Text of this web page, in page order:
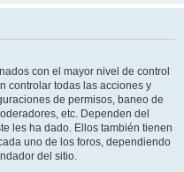
con el mayor nivel de control
controlar todas las acciones y
de permisos, baneo de
etc. Dependen del
les ha dado. Ellos también tienen
uno de los foros, dependiendo
del sitio.